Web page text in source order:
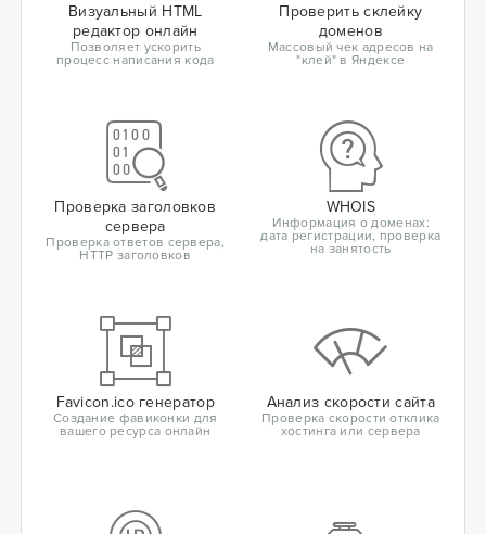
Визуальный HTML
редактор онлайн
Позволяет ускорить
процесс написания кода
Проверить склейку
доменов
Массовый чек адресов на
"клей" в Яндексе
Проверка заголовков
сервера
Проверка ответов сервера,
HTTP заголовков
WHOIS
Информация о доменах:
дата регистрации, проверка
на занятость
Favicon.ico генератор
Создание фавиконки для
вашего ресурса онлайн
Анализ скорости сайта
Проверка скорости отклика
хостинга или сервера